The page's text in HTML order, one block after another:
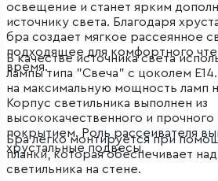
освещение и станет ярким
источнику света. Благодаря
бра создает мягкое рассеянное
подходящее для комфортного
время.
В качестве источника света
лампы типа "Свеча" с цоколем
на максимальную мощность ламп
Корпус светильника выполнен из
высококачественного и прочного
покрытием. Роль рассеивателя
хрустальные подвесы.
Бра легко монтируется при
планки, которая обеспечивает
светильника на стене.